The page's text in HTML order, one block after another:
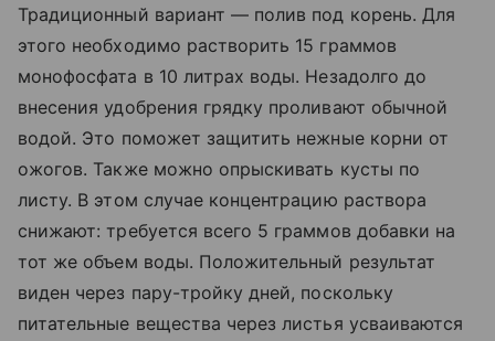
Традиционный вариант — полив под корень. Для
этого необходимо растворить 15 граммов
монофосфата в 10 литрах воды. Незадолго до
внесения удобрения грядку проливают обычной
водой. Это поможет защитить нежные корни от
ожогов. Также можно опрыскивать кусты по
листу. В этом случае концентрацию раствора
снижают: требуется всего 5 граммов добавки на
тот же объем воды. Положительный результат
виден через пару-тройку дней, поскольку
питательные вещества через листья усваиваются